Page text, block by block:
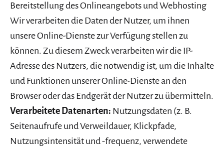
Bereitstellung des Onlineangebots und Webhosting
Wir verarbeiten die Daten der Nutzer, um ihnen
unsere Online-Dienste zur Verfügung stellen zu
können. Zu diesem Zweck verarbeiten wir die IP-
Adresse des Nutzers, die notwendig ist, um die Inhalte
und Funktionen unserer Online-Dienste an den
Browser oder das Endgerät der Nutzer zu übermitteln.
Verarbeitete Datenarten: Nutzungsdaten (z. B.
Seitenaufrufe und Verweildauer, Klickpfade,
Nutzungsintensität und -frequenz, verwendete